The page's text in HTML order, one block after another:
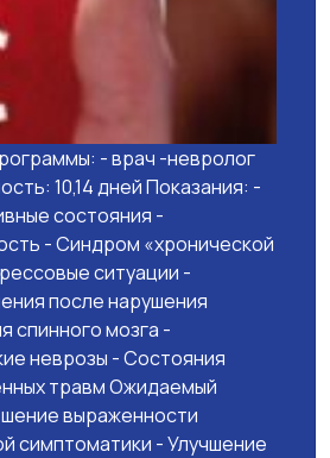
- врач -невролог
10,14 дней Показания: -
состояния -
- Синдром «хронической
ситуации -
после нарушения
спинного мозга -
неврозы - Состояния
травм Ожидаемый
выраженности
симптоматики - Улучшение